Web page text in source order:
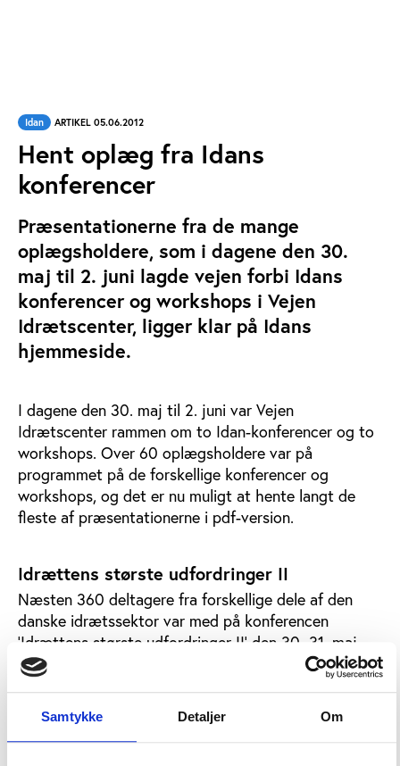
Samtykke Detaljer Om
Idan ARTIKEL 05.06.2012
Hent oplæg fra Idans
konferencer
Præsentationerne fra de mange
oplægsholdere, som i dagene den 30.
maj til 2. juni lagde vejen forbi Idans
konferencer og workshops i Vejen
Idrætscenter, ligger klar på Idans
hjemmeside.
I dagene den 30. maj til 2. juni var Vejen
Idrætscenter rammen om to Idan-konferencer og to
workshops. Over 60 oplægsholdere var på
programmet på de forskellige konferencer og
workshops, og det er nu muligt at hente langt de
fleste af præsentationerne i pdf-version.
Idrættens største udfordringer II
Næsten 360 deltagere fra forskellige dele af den
danske idrætssektor var med på konferencen
’Idrættens største udfordringer II’ den 30.-31. maj,
hvor også over 50 oplægsholdere var på
programmet.
Hent oplæg fra
konferencen ’Idrættens største
udfordringer II’